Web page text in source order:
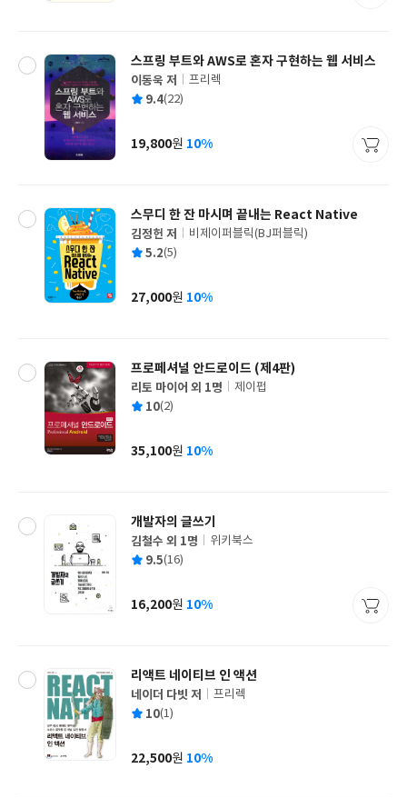
스프링 부트와 AWS로 혼자 구현하는 웹 서비스
글
쓴
이동욱 저
출
사
프리렉
평 9.4(22)
가
19,800원 10%
스무디 한 잔 마시며 끝내는 React Native
글
쓴
김정헌 저
출
사
비제이퍼블릭(BJ퍼블릭)
평 5.2(5)
가
27,000원 10%
프로페셔널 안드로이드 (제4판)
글
쓴
리토 마이어 외 1명
출
사
제이펍
평 10(2)
가
35,100원 10%
개발자의 글쓰기
글
쓴
김철수 외 1명
출
사
위키북스
평 9.5(16)
가
16,200원 10%
리액트 네이티브 인 액션
글
쓴
네이더 다빗 저
출
사
프리렉
평 10(1)
가
22,500원 10%